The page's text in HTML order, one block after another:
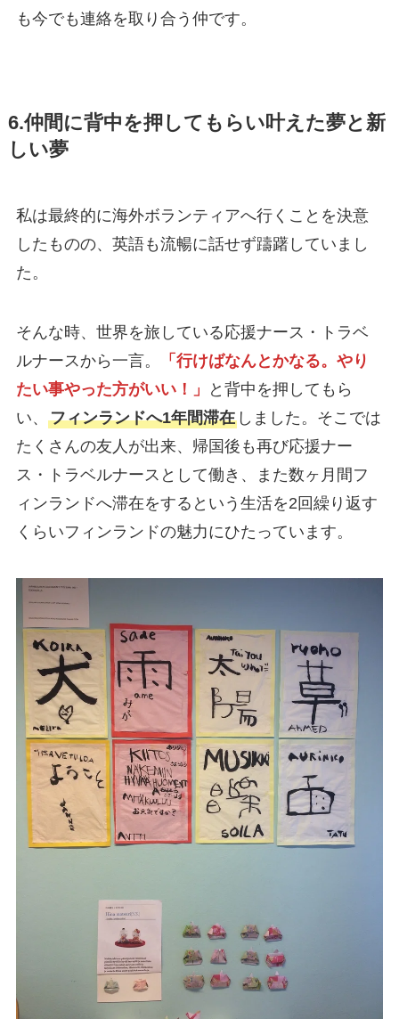
も今でも連絡を取り合う仲です。
6.仲間に背中を押してもらい叶えた夢と新
しい夢
私は最終的に海外ボランティアへ行くことを決意
したものの、英語も流暢に話せず躊躇していまし
た。
そんな時、世界を旅している応援ナース・トラベ
ルナースから一言。
「行けばなんとかなる。やり
たい事やった方がいい！」
と背中を押してもら
い、 フィンランドへ1年間滞在しました。そこでは
たくさんの友人が出来、帰国後も再び応援ナー
ス・トラベルナースとして働き、また数ヶ月間フ
ィンランドへ滞在をするという生活を2回繰り返す
くらいフィンランドの魅力にひたっています。